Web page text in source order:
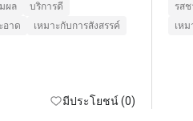
ผล
บริการดี
อาด เหมาะกับการสังสรรค์
มีประโยชน์ (0)
รส
เห